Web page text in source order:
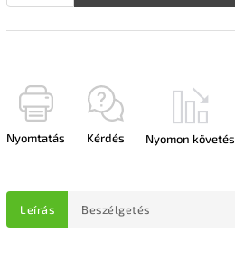
Nyomtatás Kérdés Nyomon követés
Leírás Beszélgetés